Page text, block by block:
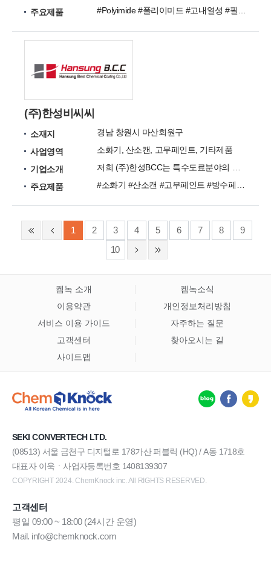
주요제품
(주)한성비씨씨
소재지
경남 창원시 마산회원구
사업영역
소화기, 산소캔, 고무페인트, 기타제품
기업소개
주요제품
1 2 3 4 5 6 7 8
9
10
켐녹 소개
켐녹소식
이용약관
개인정보처리방침
서비스 이용 가이드
자주하는 질문
고객센터
찾아오시는 길
사이트맵
SEKI CONVERTECH LTD.
(08513) 서울 금천구 디지털로 178가산 퍼블릭 (HQ) / A동 1718호
대표자 이욱ㆍ사업자등록번호 1408139307
COPYRIGHT 2024. ChemKnock inc. All RIGHTS RESERVED.
고객센터
평일 09:00 ~ 18:00 (24시간 운영)
Mail. info@chemknock.com